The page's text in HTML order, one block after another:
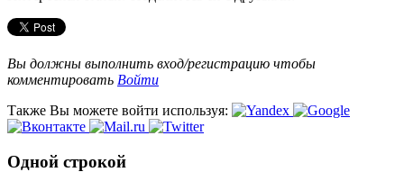
Вы должны выполнить вход/регистрацию чтобы
комментировать Войти
Также Вы можете войти используя:
Одной строкой